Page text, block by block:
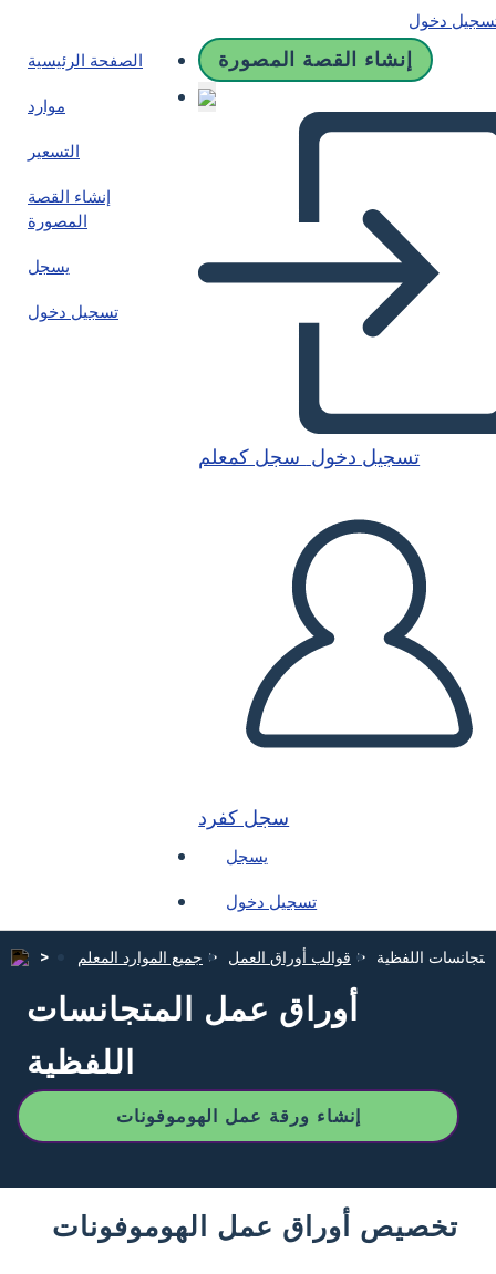
دخول
الصفحة الرئيسية
موارد
التسعير
إنشاء القصة
المصورة
يسجل
تسجيل دخول
إنشاء القصة المصورة
تسجيل دخول سجل كمعلم
سجل كفرد
يسجل
تسجيل دخول
جميع الموارد المعلم قوالب أوراق العمل اللفظية
أوراق عمل المتجانسات
اللفظية
إنشاء ورقة عمل الهوموفونات
تخصيص أوراق عمل الهوموفونات